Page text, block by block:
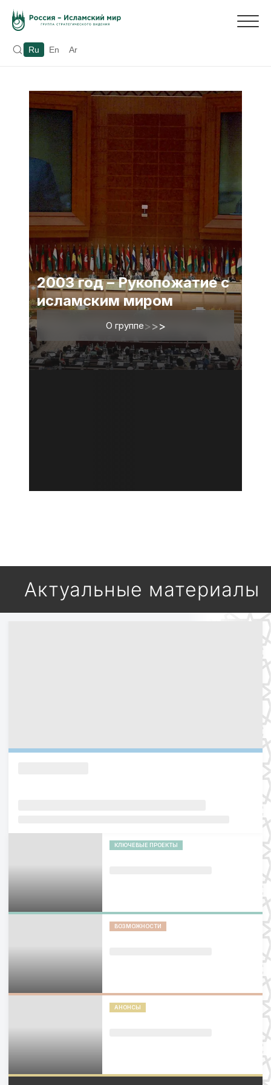
Ru En Ar
2003 год – Рукопожатие с
исламским миром
О группе>>>
Актуальные материалы
КЛЮЧЕВЫЕ ПРОЕКТЫ
ВОЗМОЖНОСТИ
АНОНСЫ